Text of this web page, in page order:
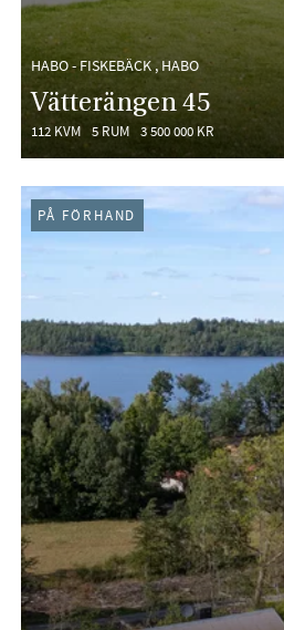
HABO - FISKEBÄCK , HABO
Vätterängen 45
112 KVM 5 RUM 3 500 000 KR
PÅ FÖRHAND